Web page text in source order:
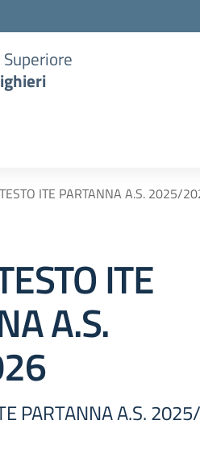
ITE PARTANNA A.S. 2025/
ITE
A.S.
PARTANNA A.S.